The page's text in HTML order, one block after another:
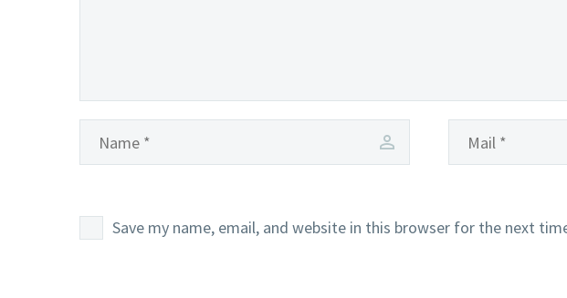
Save my name, email, and website in this browser for the next